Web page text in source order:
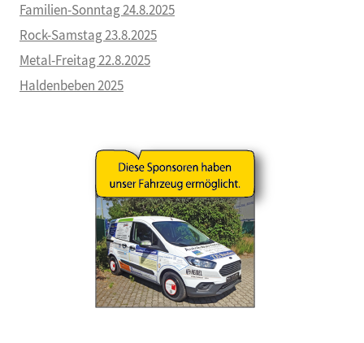
Familien-Sonntag 24.8.2025
Rock-Samstag 23.8.2025
Metal-Freitag 22.8.2025
Haldenbeben 2025